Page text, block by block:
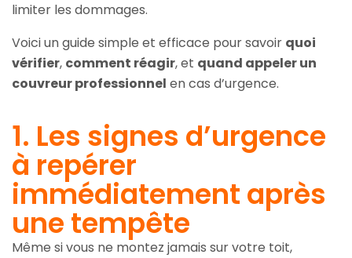
limiter les dommages.
Voici un guide simple et efficace pour savoir quoi
vérifier, comment réagir, et quand appeler un
couvreur professionnel en cas d’urgence.
1. Les signes d’urgence
à repérer
immédiatement après
une tempête
Même si vous ne montez jamais sur votre toit,